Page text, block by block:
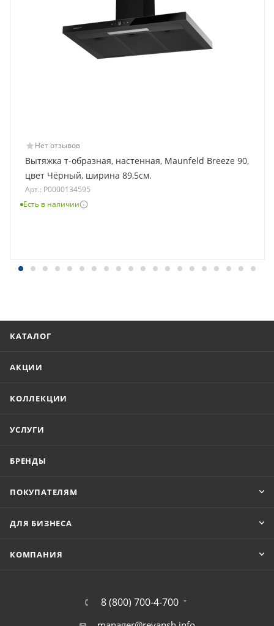
Нет отзывов
Вытяжка т-образная, настенная, Maunfeld Breeze 90,
цвет Чёрный, ширина 89,5см.
Арт.: Р0000134595
Есть в наличии
КАТАЛОГ
АКЦИИ
КОЛЛЕКЦИИ
УСЛУГИ
БРЕНДЫ
ПОКУПАТЕЛЯМ
ДЛЯ БИЗНЕСА
КОМПАНИЯ
8 (800) 700-4-700